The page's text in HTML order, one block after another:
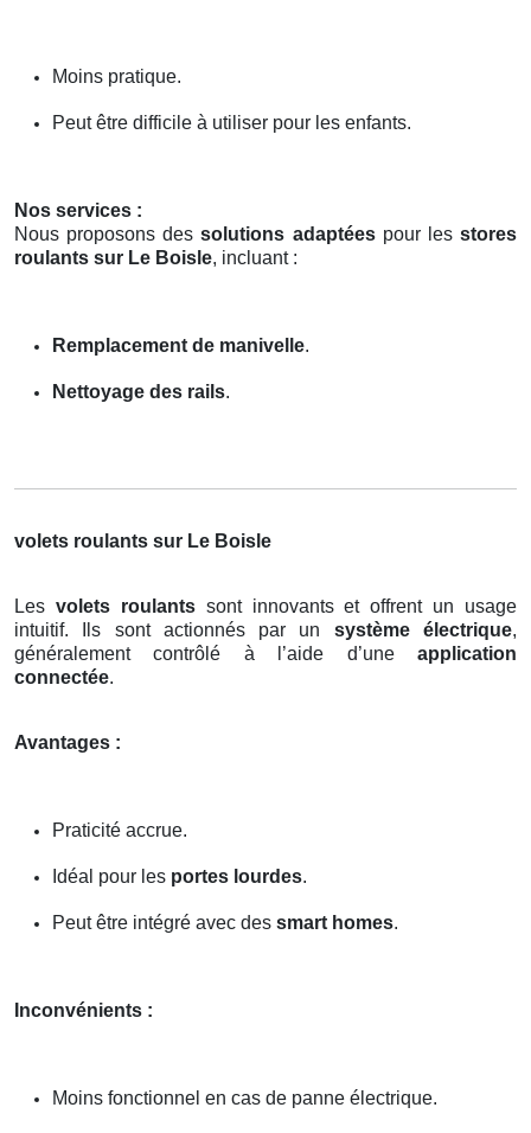
Moins pratique.
Peut être difficile à utiliser pour les enfants.
Nos services :
Nous proposons dessolutions adaptéespour lesstores
roulants sur Le Boisle, incluant :
Remplacement de manivelle.
Nettoyage des rails.
volets roulants sur Le Boisle
Les volets roulantssont innovants et offrent un usage
intuitif. Ils sont actionnés par un système électrique,
généralement contrôlé à l’aide d’une application
connectée.
Avantages :
Praticité accrue.
Idéal pour les portes lourdes.
Peut être intégré avec des smart homes.
Inconvénients :
Moins fonctionnel en cas de panne électrique.